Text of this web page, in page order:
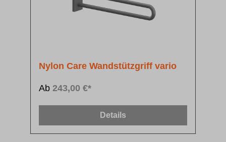
Nylon Care Wandstützgriff vario
Ab 243,00 €*
Details